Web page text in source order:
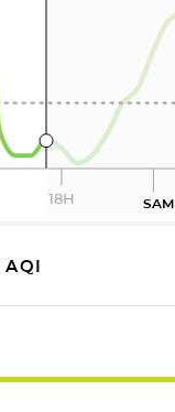
18H SAM
AQI